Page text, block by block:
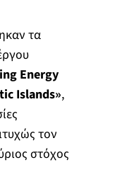
τα
Energy
Islands»,
τον
στόχος